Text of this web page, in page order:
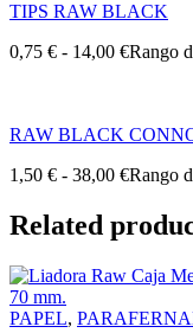
TIPS RAW BLACK
0,75 € - 14,00 €Rango
RAW BLACK
1,50 € - 38,00 €Rango
Related
PAPEL,